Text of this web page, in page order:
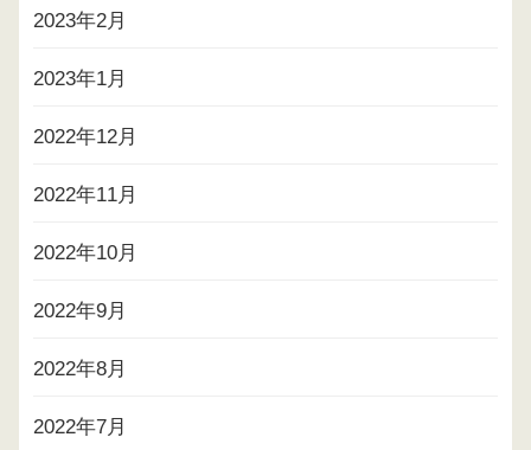
2023年2月
2023年1月
2022年12月
2022年11月
2022年10月
2022年9月
2022年8月
2022年7月